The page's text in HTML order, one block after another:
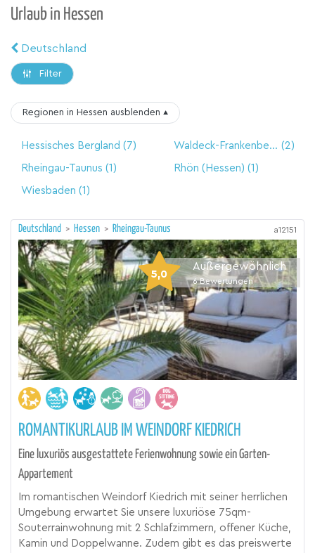
Urlaub in Hessen
Deutschland
Filter
Regionen in Hessen ausblenden ▴
Hessisches Bergland (7) Waldeck-Frankenberg/Edersee (2)
Rheingau-Taunus (1) Rhön (Hessen) (1)
Wiesbaden (1)
Deutschland > Hessen > Rheingau-Taunus a12151
5,0
Außergewöhnlich
6 Bewertungen
ROMANTIKURLAUB IM WEINDORF KIEDRICH
Eine luxuriös ausgestattete Ferienwohnung sowie ein Garten-
Appartement
Im romantischen Weindorf Kiedrich mit seiner herrlichen
Umgebung erwartet Sie unsere luxuriöse 75qm-
Souterrainwohnung mit 2 Schlafzimmern, offener Küche,
Kamin und Doppelwanne. Zudem gibt es das preiswerte